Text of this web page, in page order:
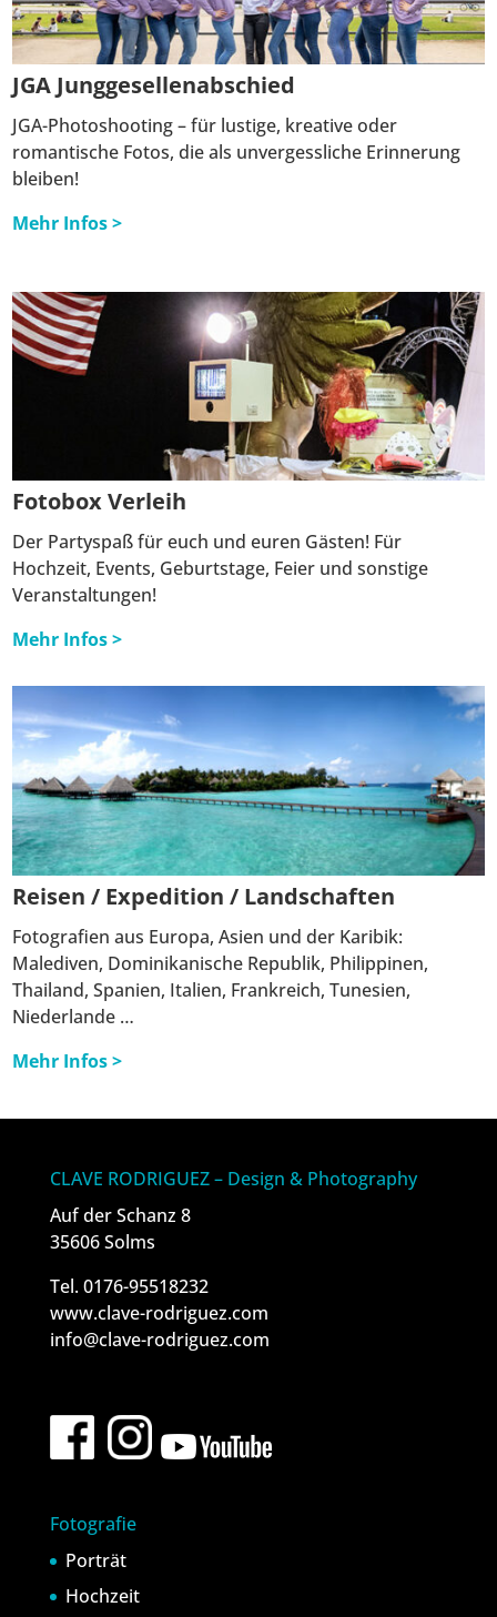
JGA Junggesellenabschied
JGA-Photoshooting – für lustige, kreative oder
romantische Fotos, die als unvergessliche Erinnerung
bleiben!
Mehr Infos >
Fotobox Verleih
Der Partyspaß für euch und euren Gästen! Für
Hochzeit, Events, Geburtstage, Feier und sonstige
Veranstaltungen!
Mehr Infos >
Reisen / Expedition / Landschaften
Fotografien aus Europa, Asien und der Karibik:
Malediven, Dominikanische Republik, Philippinen,
Thailand, Spanien, Italien, Frankreich, Tunesien,
Niederlande …
Mehr Infos >
CLAVE RODRIGUEZ – Design & Photography
Auf der Schanz 8
35606 Solms
Tel. 0176-95518232
www.clave-rodriguez.com
info@clave-rodriguez.com
Fotografie
Porträt
Hochzeit